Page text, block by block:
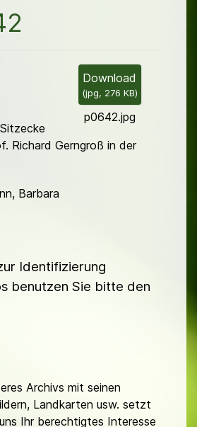
Download
(jpg, 276 KB)
p0642.jpg
Sitzecke
Richard Gerngroß in der
Barbara
Identifizierung
benutzen Sie bitte den
Archivs mit seinen
Landkarten usw. setzt
Ihr berechtigtes Interesse